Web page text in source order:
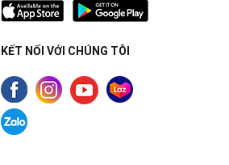
KẾT NỐI VỚI CHÚNG TÔI